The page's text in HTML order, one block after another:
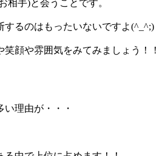
相手)と会うことです。
するのはもったいないですよ(^_^;)
顔や雰囲気をみてみましょう！！
理由が・・・